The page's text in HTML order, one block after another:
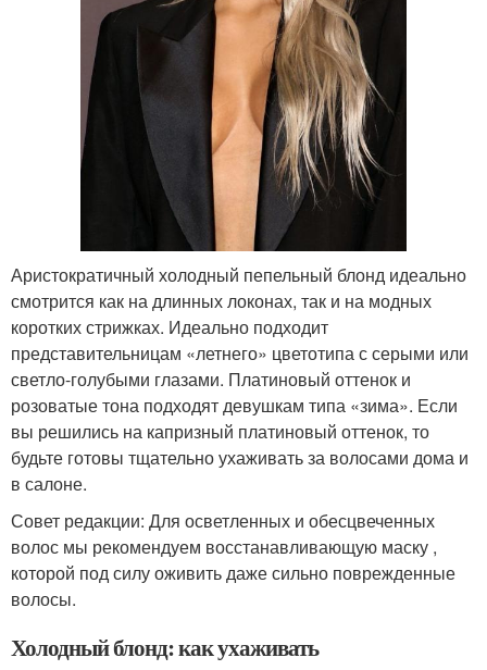
Аристократичный холодный пепельный блонд идеально
смотрится как на длинных локонах, так и на модных
коротких стрижках. Идеально подходит
представительницам «летнего» цветотипа с серыми или
светло-голубыми глазами. Платиновый оттенок и
розоватые тона подходят девушкам типа «зима». Если
вы решились на капризный платиновый оттенок, то
будьте готовы тщательно ухаживать за волосами дома и
в салоне.
Совет редакции: Для осветленных и обесцвеченных
волос мы рекомендуем восстанавливающую маску ,
которой под силу оживить даже сильно поврежденные
волосы.
Холодный блонд: как ухаживать